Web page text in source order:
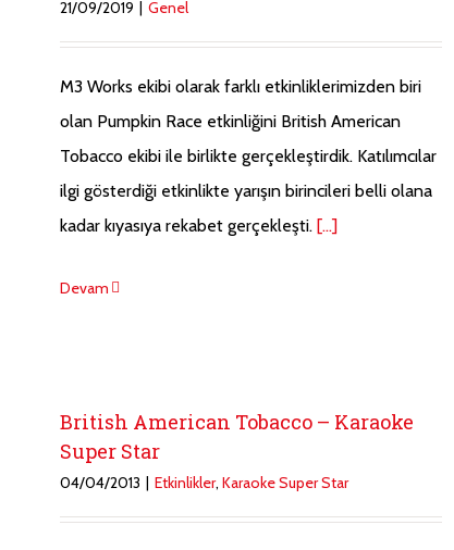
21/09/2019 | Genel
M3 Works ekibi olarak farklı etkinliklerimizden biri
olan Pumpkin Race etkinliğini British American
Tobacco ekibi ile birlikte gerçekleştirdik. Katılımcılar
ilgi gösterdiği etkinlikte yarışın birincileri belli olana
kadar kıyasıya rekabet gerçekleşti. [...]
Devam
British American Tobacco – Karaoke
Super Star
04/04/2013 | Etkinlikler, Karaoke Super Star